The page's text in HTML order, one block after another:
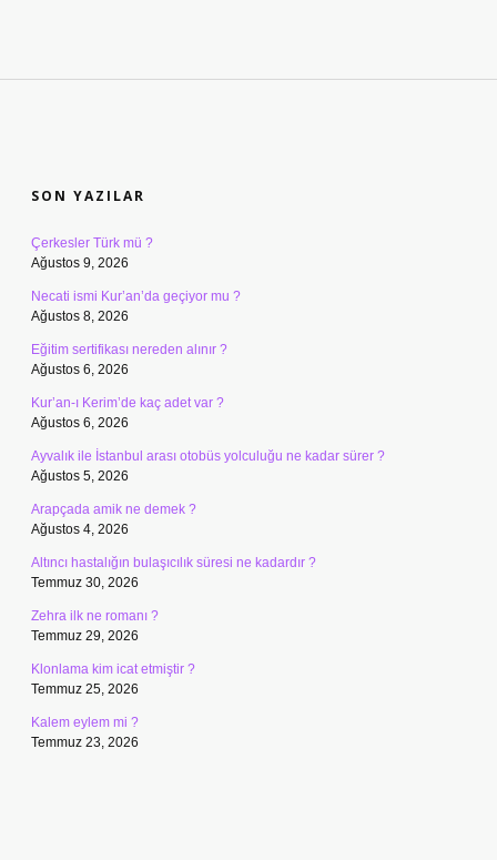
SON YAZILAR
Çerkesler Türk mü ?
Ağustos 9, 2026
Necati ismi Kur’an’da geçiyor mu ?
Ağustos 8, 2026
Eğitim sertifikası nereden alınır ?
Ağustos 6, 2026
Kur’an-ı Kerim’de kaç adet var ?
Ağustos 6, 2026
Ayvalık ile İstanbul arası otobüs yolculuğu ne kadar sürer ?
Ağustos 5, 2026
Arapçada amik ne demek ?
Ağustos 4, 2026
Altıncı hastalığın bulaşıcılık süresi ne kadardır ?
Temmuz 30, 2026
Zehra ilk ne romanı ?
Temmuz 29, 2026
Klonlama kim icat etmiştir ?
Temmuz 25, 2026
Kalem eylem mi ?
Temmuz 23, 2026